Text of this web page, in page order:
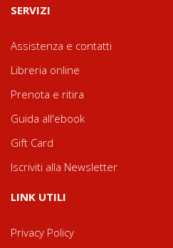
SERVIZI
Assistenza e contatti
Libreria online
Prenota e ritira
Guida all'ebook
Gift Card
Iscriviti alla Newsletter
LINK UTILI
Privacy Policy